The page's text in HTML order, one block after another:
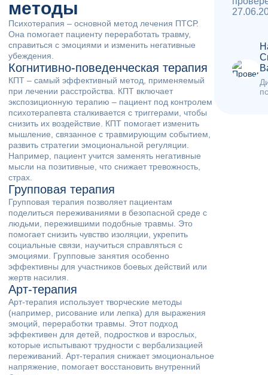
методы
Психотерапия – основной метод лечения ПТСР.
Она помогает пациенту переработать травму,
справиться с эмоциями и изменить негативные
убеждения.
Когнитивно-поведенческая терапия
КПТ – самый эффективный метод, применяемый
при лечении расстройства. КПТ включает
экспозиционную терапию – пациент под контролем
психотерапевта сталкивается с триггерами, чтобы
снизить их воздействие. КПТ помогает изменить
мышление, связанное с травмирующим событием,
развить стратегии эмоциональной регуляции.
Например, пациент учится заменять негативные
мысли на позитивные, что снижает тревожность,
страх.
Групповая терапия
Групповая терапия позволяет пациентам
поделиться переживаниями в безопасной среде с
людьми, пережившими подобные травмы. Это
помогает снизить чувство изоляции, укрепить
социальные связи, научиться справляться с
эмоциями. Групповые занятия особенно
эффективны для участников боевых действий или
жертв насилия.
Арт-терапия
Арт-терапия использует творческие методы
(например, рисование или лепка) для выражения
эмоций, переработки травмы. Этот подход
эффективен для детей, подростков и взрослых,
которые испытывают трудности с вербализацией
переживаний. Арт-терапия снижает эмоциональное
напряжение, помогает восстановить внутренний